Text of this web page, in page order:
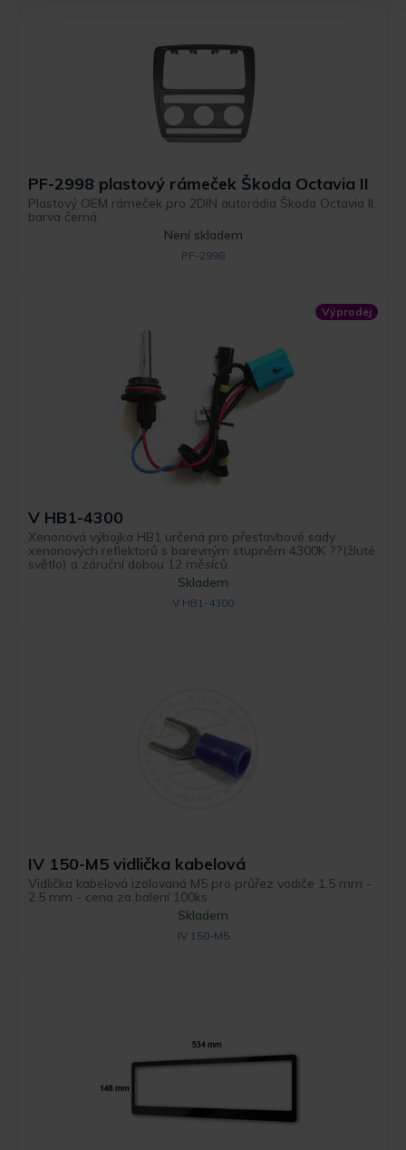
PF-2998 plastový rámeček Škoda Octavia II
Plastový OEM rámeček pro 2DIN autorádia Škoda Octavia II,
barva černá.
Není skladem
PF-2998
Výprodej
V HB1-4300
Xenonová výbojka HB1 určená pro přestavbové sady
xenonových reflektorů s barevným stupněm 4300K ??(žluté
světlo) a záruční dobou 12 měsíců.
Skladem
V HB1-4300
IV 150-M5 vidlička kabelová
Vidlička kabelová izolovaná M5 pro průřez vodiče 1.5 mm -
2.5 mm - cena za balení 100ks
Skladem
IV 150-M5